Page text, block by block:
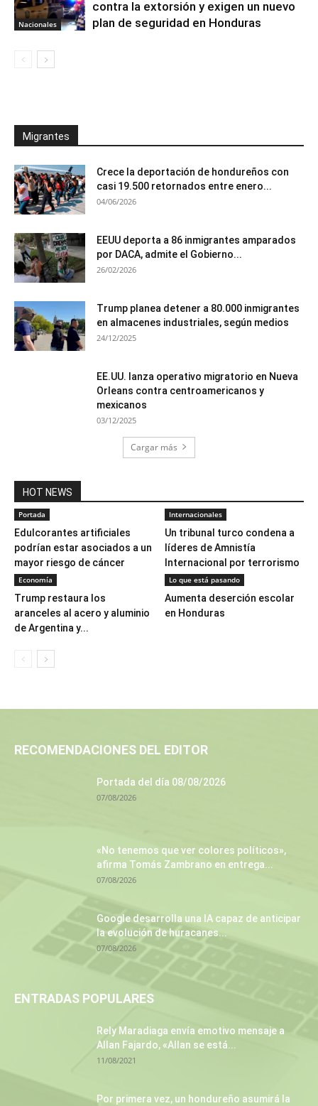
Nacionales
contra la extorsión y exigen un nuevo
plan de seguridad en Honduras
Migrantes
Crece la deportación de hondureños con
casi 19.500 retornados entre enero...
04/06/2026
EEUU deporta a 86 inmigrantes amparados
por DACA, admite el Gobierno...
26/02/2026
Trump planea detener a 80.000 inmigrantes
en almacenes industriales, según medios
24/12/2025
EE.UU. lanza operativo migratorio en Nueva
Orleans contra centroamericanos y
mexicanos
03/12/2025
Cargar más
HOT NEWS
Portada
Edulcorantes artificiales
podrían estar asociados a un
mayor riesgo de cáncer
Internacionales
Un tribunal turco condena a
líderes de Amnistía
Internacional por terrorismo
Economía
Trump restaura los
aranceles al acero y aluminio
de Argentina y...
Lo que está pasando
Aumenta deserción escolar
en Honduras
RECOMENDACIONES DEL EDITOR
Portada del día 08/08/2026
07/08/2026
«No tenemos que ver colores políticos»,
afirma Tomás Zambrano en entrega...
07/08/2026
Google desarrolla una IA capaz de anticipar
la evolución de huracanes...
07/08/2026
ENTRADAS POPULARES
Rely Maradiaga envía emotivo mensaje a
Allan Fajardo, «Allan se está...
11/08/2021
Por primera vez, un hondureño asumirá la